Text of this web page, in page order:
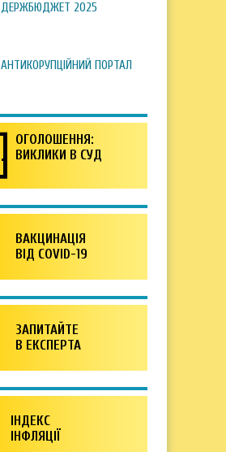
ДЕРЖБЮДЖЕТ 2025
АНТИКОРУПЦІЙНИЙ ПОРТАЛ
ОГОЛОШЕННЯ:
ВИКЛИКИ В СУД
ВАКЦИНАЦІЯ
ВІД COVID-19
ЗАПИТАЙТЕ
В ЕКСПЕРТА
ІНДЕКС
ІНФЛЯЦІЇ